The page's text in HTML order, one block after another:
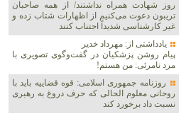
روز شهادت همراه نداشتند/ از همه صاحبان
تریبون دعوت می‌کنیم از اظهارات شتاب زده و
غیر کارشناسی شدیداً اجتناب کنند
یادداشتی از: مهرداد خدیر
پیام روشن پزشکیان در گفت‌و‌گوی تصویری با
مرد نامرئی: من هستم!
روزنامه جمهوری اسلامی: قوه قضاییه باید با
روحانی معلوم الحالی که حرف دروغ به رهبری
نسبت داد برخورد کند